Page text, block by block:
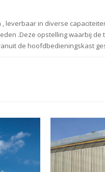
, leverbaar in diverse
.Deze opstelling waarbij
de hoofdbedieningskast